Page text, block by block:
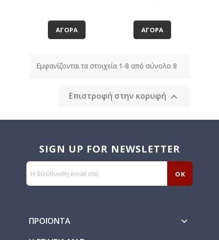
ΑΓΟΡΆ ΑΓΟΡΆ
Εμφανίζονται τα στοιχεία 1-8 από σύνολο 8
Επιστροφή στην κορυφή 
SIGN UP FOR NEWSLETTER
ΠΡΟΪΌΝΤΑ 